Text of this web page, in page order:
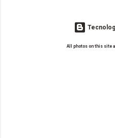
All photos on this site